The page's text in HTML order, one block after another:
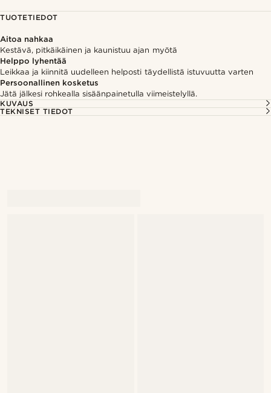
TUOTETIEDOT
Aitoa nahkaa
Kestävä, pitkäikäinen ja kaunistuu ajan myötä
Helppo lyhentää
Leikkaa ja kiinnitä uudelleen helposti täydellistä istuvuutta varten
Persoonallinen kosketus
Jätä jälkesi rohkealla sisäänpainetulla viimeistelyllä.
KUVAUS
TEKNISET TIEDOT